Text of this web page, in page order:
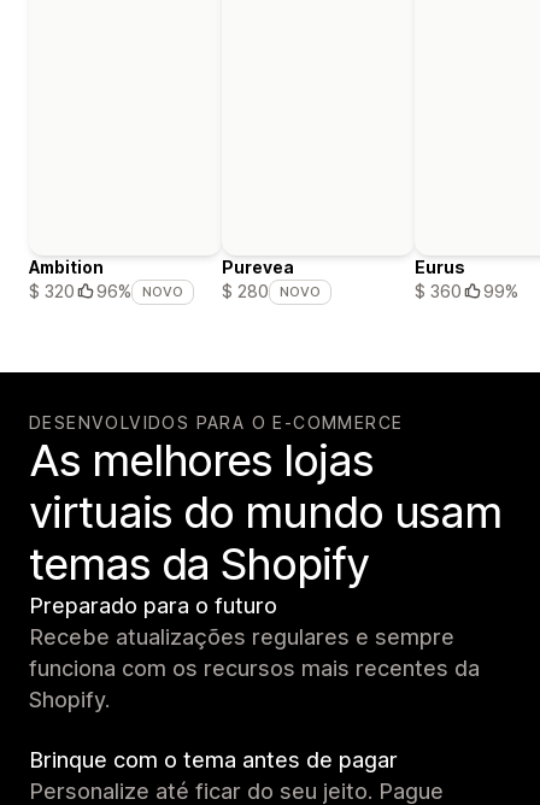
Ambition
$ 320
96% NOVO
Purevea
$ 280
NOVO
Eurus
$ 360
99%
DESENVOLVIDOS PARA O E-COMMERCE
As melhores lojas
virtuais do mundo usam
temas da Shopify
Preparado para o futuro
Recebe atualizações regulares e sempre
funciona com os recursos mais recentes da
Shopify.
Brinque com o tema antes de pagar
Personalize até ficar do seu jeito. Pague